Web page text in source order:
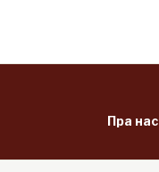
Пра нас